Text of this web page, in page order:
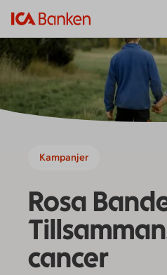
Kampanjer
Rosa
cancer